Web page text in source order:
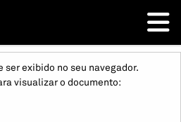
ser exibido no seu navegador.
visualizar o documento: